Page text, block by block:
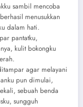
sambil mencoba
menusukkan
dalam hati.
pantatku,
kulit bokongku
agar melayani
pun dimulai,
sebuah benda
sungguh